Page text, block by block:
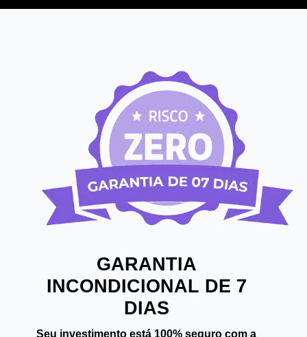
GARANTIA
INCONDICIONAL DE 7
DIAS
Seu investimento está 100% seguro com a